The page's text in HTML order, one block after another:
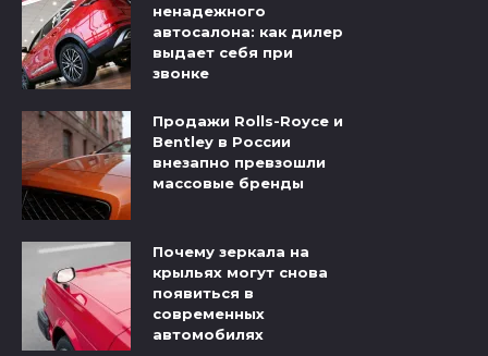
ненадежного
автосалона: как дилер
выдает себя при
звонке
Продажи Rolls-Royce и
Bentley в России
внезапно превзошли
массовые бренды
Почему зеркала на
крыльях могут снова
появиться в
современных
автомобилях